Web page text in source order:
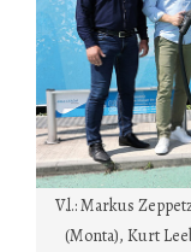
V.l.: Markus
(Monta), Kurt